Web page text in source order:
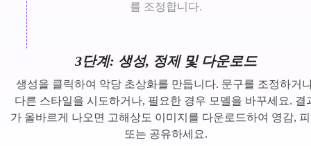
를 조정합니다.
3단계: 생성, 정제 및 다운로드
생성을 클릭하여 악당 초상화를 만듭니다. 문구를 조정하거
다른 스타일을 시도하거나, 필요한 경우 모델을 바꾸세요. 결
가 올바르게 나오면 고해상도 이미지를 다운로드하여 영감,
또는 공유하세요.